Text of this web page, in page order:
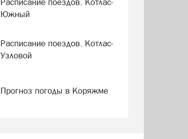
Южный
Расписание поездов. Котлас-
Узловой
Прогноз погоды в Коряжме